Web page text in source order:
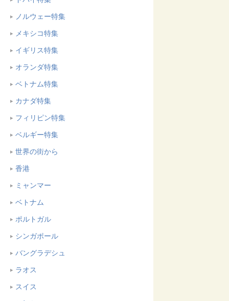
ノルウェー特集
メキシコ特集
イギリス特集
オランダ特集
ベトナム特集
カナダ特集
フィリピン特集
ベルギー特集
世界の街から
香港
ミャンマー
ベトナム
ポルトガル
シンガポール
バングラデシュ
ラオス
スイス